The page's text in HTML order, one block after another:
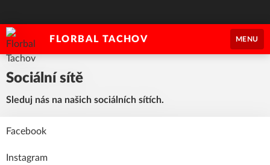
FLORBAL TACHOV MENU
Sociální sítě
Sleduj nás na našich sociálních sítích.
Facebook
Instagram